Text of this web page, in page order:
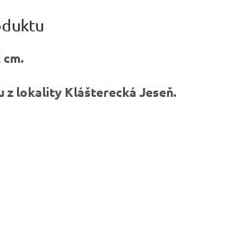
z lokality Klášterecká Jeseň.